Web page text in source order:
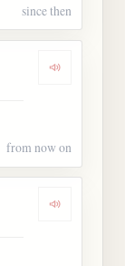
since then
Dengarkan
from now on
Dengarkan